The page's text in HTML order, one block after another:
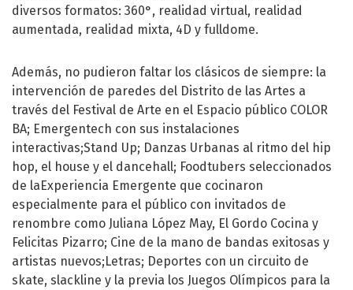
diversos formatos: 360°, realidad virtual, realidad
aumentada, realidad mixta, 4D y fulldome.
Además, no pudieron faltar los clásicos de siempre: la
intervención de paredes del Distrito de las Artes a
través del Festival de Arte en el Espacio público COLOR
BA; Emergentech con sus instalaciones
interactivas;Stand Up; Danzas Urbanas al ritmo del hip
hop, el house y el dancehall; Foodtubers seleccionados
de laExperiencia Emergente que cocinaron
especialmente para el público con invitados de
renombre como Juliana López May, El Gordo Cocina y
Felicitas Pizarro; Cine de la mano de bandas exitosas y
artistas nuevos;Letras; Deportes con un circuito de
skate, slackline y la previa los Juegos Olímpicos para la